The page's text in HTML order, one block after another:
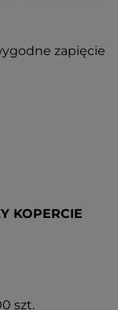
zapięcie
KOPERCIE
szt.